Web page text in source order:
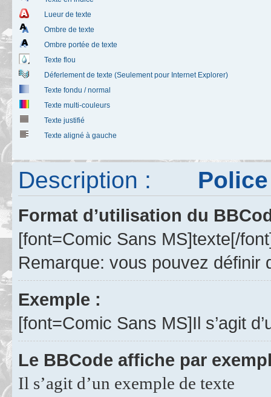
Lueur de texte
Ombre de texte
Ombre portée de texte
Texte flou
Déferlement de texte (Seulement pour Internet Explorer)
Texte fondu / normal
Texte multi-couleurs
Texte justifié
Texte aligné à gauche
Description : Police
Format d’utilisation du
[font=Comic Sans MS]texte[/
Remarque: vous pouvez définir
Exemple :
[font=Comic Sans MS]Il s’agit
Le BBCode affiche par
Il s’agit d’un exemple de texte